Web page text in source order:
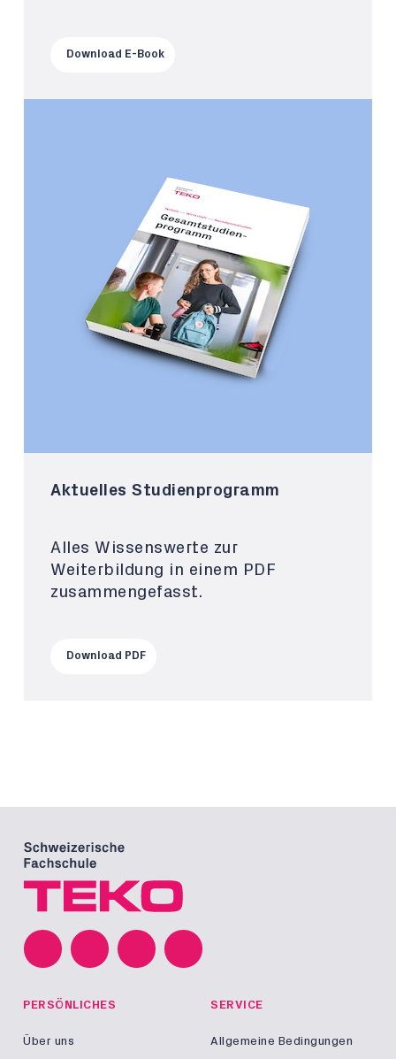
Download E-Book
Aktuelles Studienprogramm
Alles Wissenswerte zur
Weiterbildung in einem PDF
zusammengefasst.
Download PDF
PERSÖNLICHES
Über uns
SERVICE
Allgemeine Bedingungen